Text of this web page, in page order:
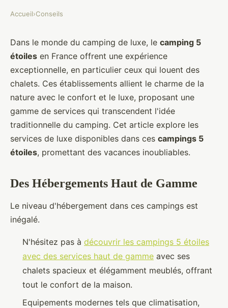
Accueil›Conseils
Dans le monde du camping de luxe, le camping 5
étoiles en France offrent une expérience
exceptionnelle, en particulier ceux qui louent des
chalets. Ces établissements allient le charme de la
nature avec le confort et le luxe, proposant une
gamme de services qui transcendent l'idée
traditionnelle du camping. Cet article explore les
services de luxe disponibles dans ces campings 5
étoiles, promettant des vacances inoubliables.
Des Hébergements Haut de Gamme
Le niveau d'hébergement dans ces campings est
inégalé.
N'hésitez pas à découvrir les campings 5 étoiles
avec des services haut de gamme avec ses
chalets spacieux et élégamment meublés, offrant
tout le confort de la maison.
Equipements modernes tels que climatisation,